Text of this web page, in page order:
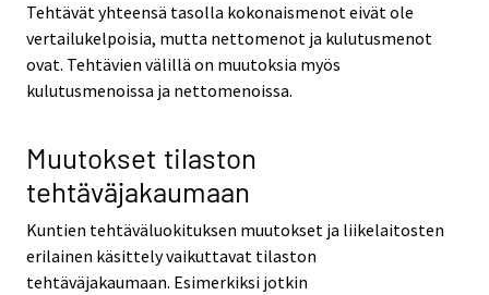
Tehtävät yhteensä tasolla kokonaismenot eivät ole
vertailukelpoisia, mutta nettomenot ja kulutusmenot
ovat. Tehtävien välillä on muutoksia myös
kulutusmenoissa ja nettomenoissa.
Muutokset tilaston
tehtäväjakaumaan
Kuntien tehtäväluokituksen muutokset ja liikelaitosten
erilainen käsittely vaikuttavat tilaston
tehtäväjakaumaan. Esimerkiksi jotkin